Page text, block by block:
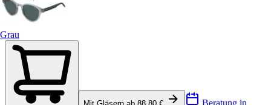
Grau